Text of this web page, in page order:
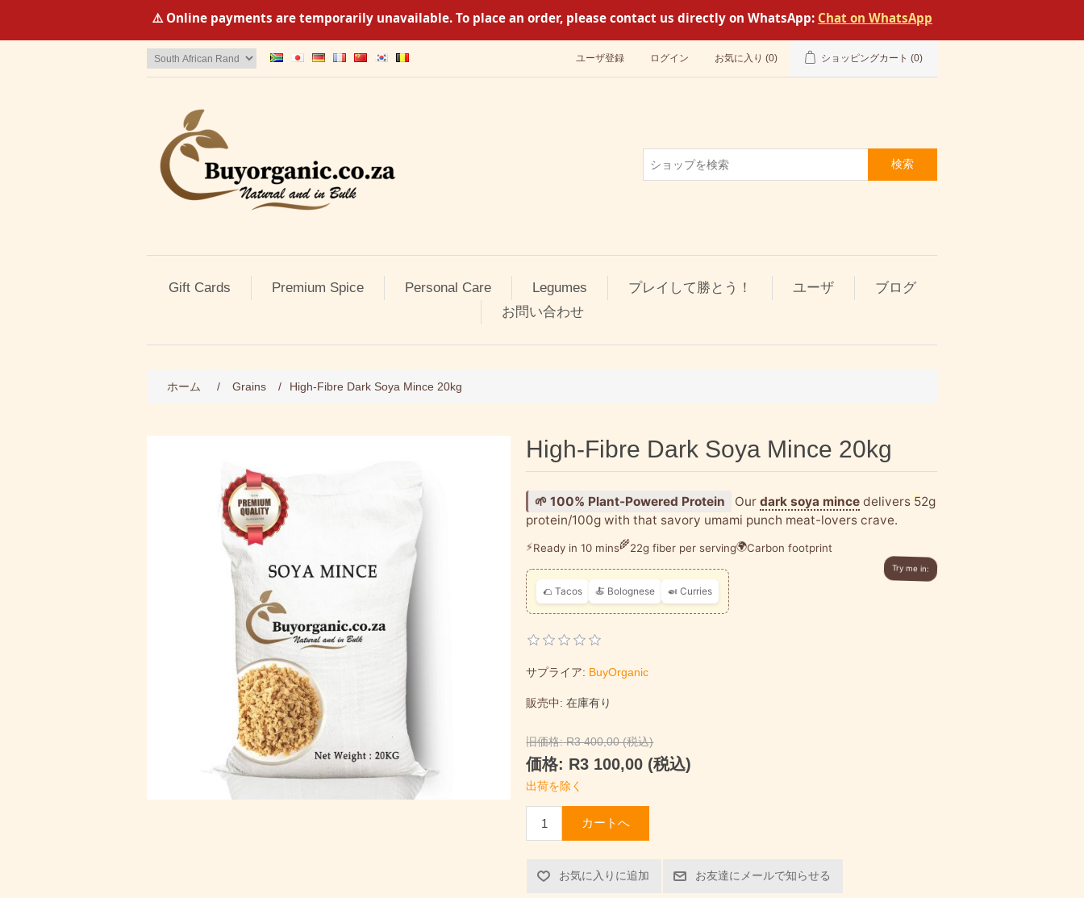
⚠️ Online payments are temporarily unavailable. To place an order, please contact us directly on WhatsApp: Chat on WhatsApp
ユーザ登録 ログイン お気に入り (0) ショッピングカート (0)
検索
Gift Cards Premium Spice Personal Care Legumes プレイして勝とう！ ユーザ
ブログ
お問い合わせ
ホーム / Grains / High-Fibre Dark Soya Mince 20kg
High-Fibre Dark Soya Mince 20kg
🌱 100% Plant-Powered Protein Ourdark soya mince delivers52g
protein/100g with that savory umami punch meat-lovers crave.
⚡Ready in 10 mins🌾22g fiber per serving🌍Carbon footprint
Try me in:
🌮 Tacos 🍝 Bolognese 🍛 Curries
サプライア: BuyOrganic
販売中: 在庫有り
旧価格: R3 400,00 (税込)
価格: R3 100,00 (税込)
出荷を除く
カートへ
お気に入りに追加 お友達にメールで知らせる